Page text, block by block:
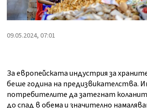
09.05.2024, 07:01
За европейската индустрия за
беше година на предизвикателства.
потребителите да затегнат
до спад в обема и значително